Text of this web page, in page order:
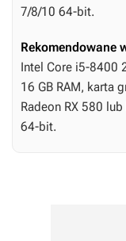
7/8/10 64-bit.
Rekomendowane
Intel Core i5-8400
16 GB RAM, karta
Radeon RX 580
64-bit.